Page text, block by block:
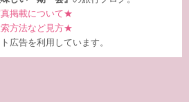
掲載について★
方法など見方★
広告を利用しています。